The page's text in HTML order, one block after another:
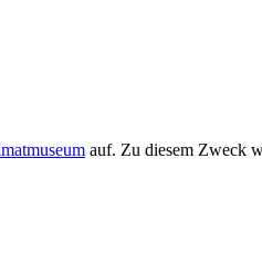
auf. Zu diesem Zweck